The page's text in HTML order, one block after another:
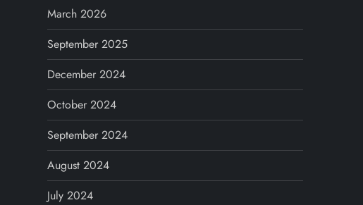
March 2026
September 2025
December 2024
October 2024
September 2024
August 2024
July 2024